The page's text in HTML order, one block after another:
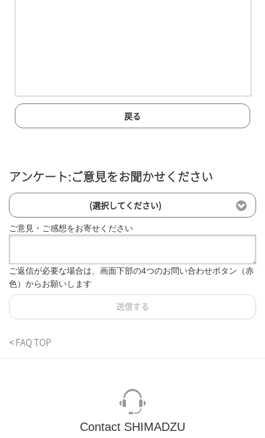
戻る
アンケート:ご意見をお聞かせください
(選択してください)
ご意見・ご感想をお寄せください
ご返信が必要な場合は、画面下部の4つのお問い合わせボタン（赤
色）からお願いします
送信する
< FAQ TOP
Contact SHIMADZU